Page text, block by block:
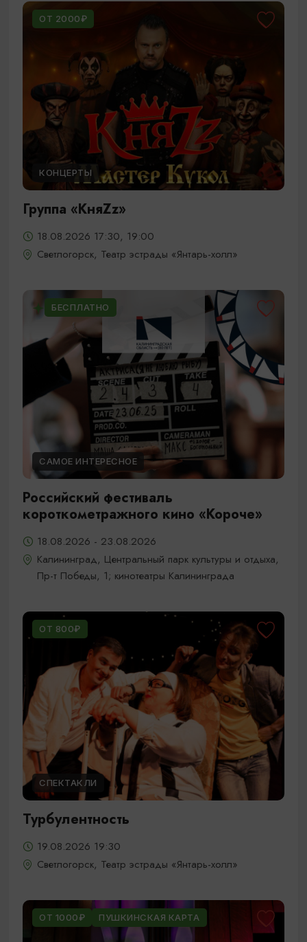
ОТ 2000₽
КОНЦЕРТЫ
Группа «КняZz»
18.08.2026 17:30, 19:00
Светлогорск, Театр эстрады «Янтарь-холл»
БЕСПЛАТНО
САМОЕ ИНТЕРЕСНОЕ
Российский фестиваль
короткометражного кино «Короче»
18.08.2026 - 23.08.2026
Калининград, Центральный парк культуры и отдыха,
Пр-т Победы, 1; кинотеатры Калининграда
ОТ 800₽
СПЕКТАКЛИ
Турбулентность
19.08.2026 19:30
Светлогорск, Театр эстрады «Янтарь-холл»
ОТ 1000₽ ПУШКИНСКАЯ КАРТА